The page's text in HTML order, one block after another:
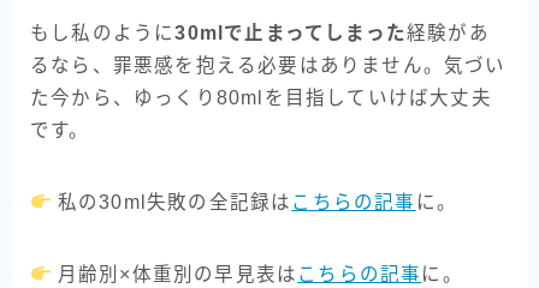
もし私のように30mlで止まってしまった経験があ
るなら、罪悪感を抱える必要はありません。気づい
た今から、ゆっくり80mlを目指していけば大丈夫
です。
私の30ml失敗の全記録は こちらの記事 に。
月齢別×体重別の早見表は こちらの記事 に。